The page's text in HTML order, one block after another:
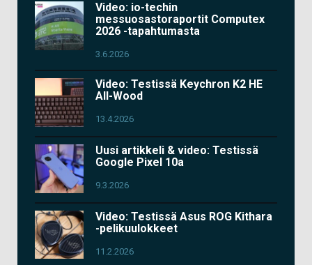
Video: io-techin
messuosastoraportit Computex
2026 -tapahtumasta
3.6.2026
Video: Testissä Keychron K2 HE
All-Wood
13.4.2026
Uusi artikkeli & video: Testissä
Google Pixel 10a
9.3.2026
Video: Testissä Asus ROG Kithara
-pelikuulokkeet
11.2.2026